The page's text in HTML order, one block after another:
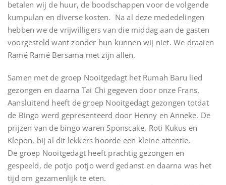
betalen wij de huur, de boodschappen voor de volgende
kumpulan en diverse kosten. Na al deze mededelingen
hebben we de vrijwilligers van die middag aan de gasten
voorgesteld want zonder hun kunnen wij niet. We draaien
Ramé Ramé Bersama met zijn allen.
Samen met de groep Nooitgedagt het Rumah Baru lied
gezongen en daarna Tai Chi gegeven door onze Frans.
Aansluitend heeft de groep Nooitgedagt gezongen totdat
de Bingo werd gepresenteerd door Henny en Anneke. De
prijzen van de bingo waren Sponscake, Roti Kukus en
Klepon, bij al dit lekkers hoorde een kleine attentie.
De groep Nooitgedagt heeft prachtig gezongen en
gespeeld, de potjo potjo werd gedanst en daarna was het
tijd om gezamenlijk te eten.